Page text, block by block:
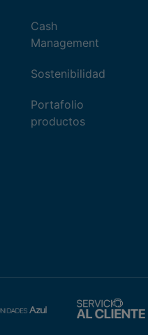
Cash
Management
Sostenibilidad
Portafolio
productos